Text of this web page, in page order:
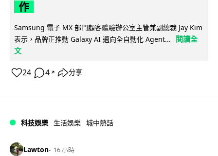
作
Samsung 電子 MX 部門顧客體驗辦公室主管兼副總裁 Jay Kim
表示，品牌正推動 Galaxy AI 邁向全自動化 Agent...
閱讀全
文
24 4 ↗ 分享
科技娛樂 生活娛樂 城中熱話
Lawton 16 小時